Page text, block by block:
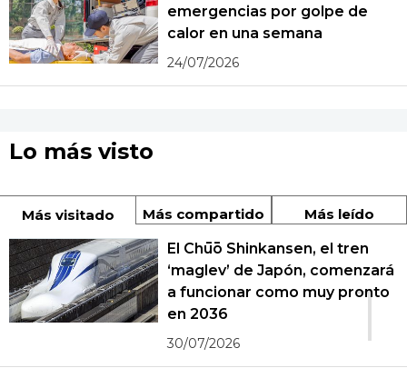
emergencias por golpe de
calor en una semana
24/07/2026
Lo más visto
Más visitado Más compartido Más leído
1
El Chūō Shinkansen, el tren
‘maglev’ de Japón, comenzará
a funcionar como muy pronto
en 2036
30/07/2026